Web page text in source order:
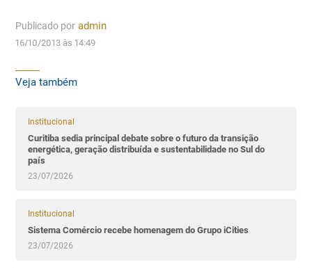
Publicado por admin
16/10/2013 às 14:49
Veja também
Institucional
Curitiba sedia principal debate sobre o futuro da transição
energética, geração distribuída e sustentabilidade no Sul do
país
23/07/2026
Institucional
Sistema Comércio recebe homenagem do Grupo iCities
23/07/2026